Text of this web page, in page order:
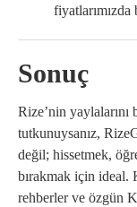
fiyatlarımızda
Sonuç
Rize’nin
tutkunuysanız,
değil; hissetmek,
bırakmak için ideal.
rehberler ve özgün